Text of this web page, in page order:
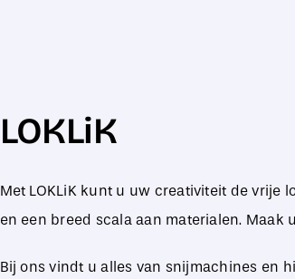
LOKLiK
Met LOKLiK kunt u uw creativiteit de vrije
en een breed scala aan materialen. Maak
Bij ons vindt u alles van snijmachines en